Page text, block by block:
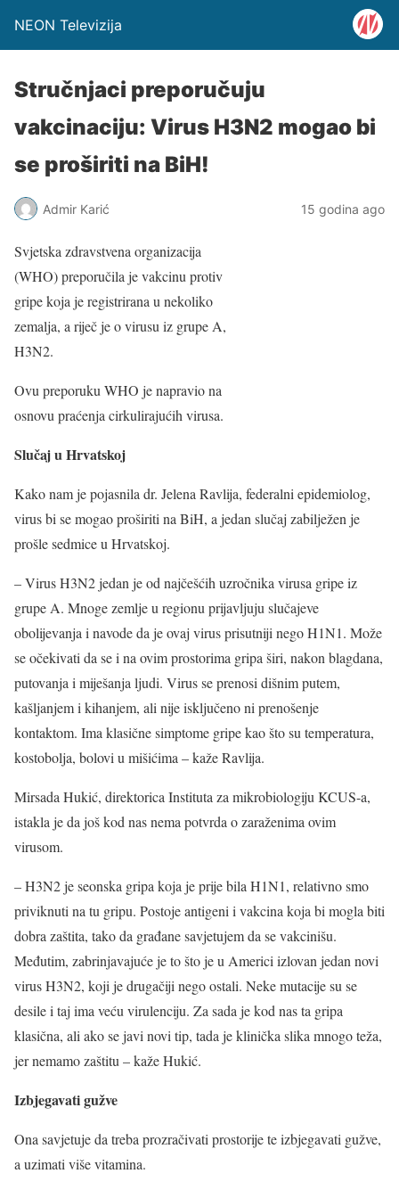
NEON Televizija
Stručnjaci preporučuju
vakcinaciju: Virus H3N2 mogao bi
se proširiti na BiH!
Admir Karić 15 godina ago
Svjetska zdravstvena organizacija
(WHO) preporučila je vakcinu protiv
gripe koja je registrirana u nekoliko
zemalja, a riječ je o virusu iz grupe A,
H3N2.
Ovu preporuku WHO je napravio na
osnovu praćenja cirkulirajućih virusa.
Slučaj u Hrvatskoj
Kako nam je pojasnila dr. Jelena Ravlija, federalni epidemiolog,
virus bi se mogao proširiti na BiH, a jedan slučaj zabilježen je
prošle sedmice u Hrvatskoj.
– Virus H3N2 jedan je od najčešćih uzročnika virusa gripe iz
grupe A. Mnoge zemlje u regionu prijavljuju slučajeve
obolijevanja i navode da je ovaj virus prisutniji nego H1N1. Može
se očekivati da se i na ovim prostorima gripa širi, nakon blagdana,
putovanja i miješanja ljudi. Virus se prenosi dišnim putem,
kašljanjem i kihanjem, ali nije isključeno ni prenošenje
kontaktom. Ima klasične simptome gripe kao što su temperatura,
kostobolja, bolovi u mišićima – kaže Ravlija.
Mirsada Hukić, direktorica Instituta za mikrobiologiju KCUS-a,
istakla je da još kod nas nema potvrda o zaraženima ovim
virusom.
– H3N2 je seonska gripa koja je prije bila H1N1, relativno smo
priviknuti na tu gripu. Postoje antigeni i vakcina koja bi mogla biti
dobra zaštita, tako da građane savjetujem da se vakcinišu.
Međutim, zabrinjavajuće je to što je u Americi izlovan jedan novi
virus H3N2, koji je drugačiji nego ostali. Neke mutacije su se
desile i taj ima veću virulenciju. Za sada je kod nas ta gripa
klasična, ali ako se javi novi tip, tada je klinička slika mnogo teža,
jer nemamo zaštitu – kaže Hukić.
Izbjegavati gužve
Ona savjetuje da treba prozračivati prostorije te izbjegavati gužve,
a uzimati više vitamina.